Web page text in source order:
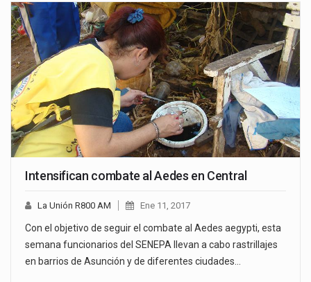
Intensifican combate al Aedes en Central
La Unión R800 AM Ene 11, 2017
Con el objetivo de seguir el combate al Aedes aegypti, esta
semana funcionarios del SENEPA llevan a cabo rastrillajes
en barrios de Asunción y de diferentes ciudades…